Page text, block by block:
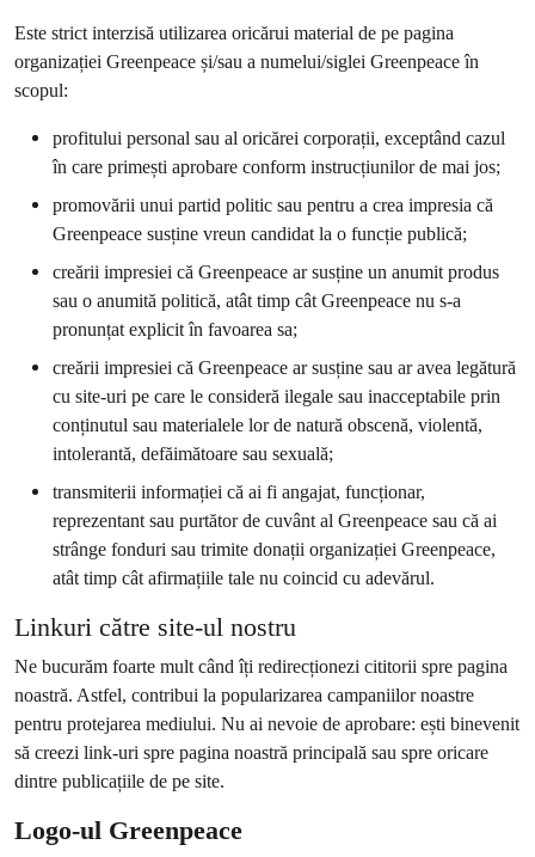
Este strict interzisă utilizarea oricărui material de pe pagina
organizației Greenpeace și/sau a numelui/siglei Greenpeace în
scopul:
profitului personal sau al oricărei corporații, exceptând cazul
în care primești aprobare conform instrucțiunilor de mai jos;
promovării unui partid politic sau pentru a crea impresia că
Greenpeace susține vreun candidat la o funcție publică;
creării impresiei că Greenpeace ar susține un anumit produs
sau o anumită politică, atât timp cât Greenpeace nu s-a
pronunțat explicit în favoarea sa;
creării impresiei că Greenpeace ar susține sau ar avea legătură
cu site-uri pe care le consideră ilegale sau inacceptabile prin
conținutul sau materialele lor de natură obscenă, violentă,
intolerantă, defăimătoare sau sexuală;
transmiterii informației că ai fi angajat, funcționar,
reprezentant sau purtător de cuvânt al Greenpeace sau că ai
strânge fonduri sau trimite donații organizației Greenpeace,
atât timp cât afirmațiile tale nu coincid cu adevărul.
Linkuri către site-ul nostru
Ne bucurăm foarte mult când îți redirecționezi cititorii spre pagina
noastră. Astfel, contribui la popularizarea campaniilor noastre
pentru protejarea mediului. Nu ai nevoie de aprobare: ești binevenit
să creezi link-uri spre pagina noastră principală sau spre oricare
dintre publicațiile de pe site.
Logo-ul Greenpeace